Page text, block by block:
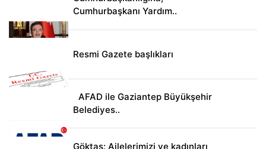
Cumhurbaşkanı Yardım..
Resmi Gazete başlıkları
AFAD ile Gaziantep Büyükşehir
Belediyes..
Göktaş: Ailelerimizi ve kadınları